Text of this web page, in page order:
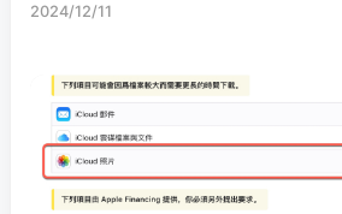
2024/12/11